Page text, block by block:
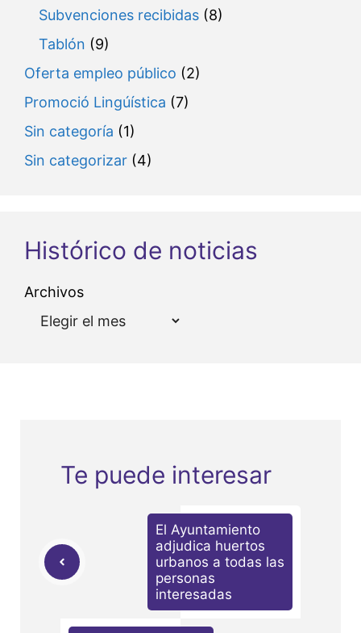
Subvenciones recibidas (8)
Tablón (9)
Oferta empleo público (2)
Promoció Lingúística (7)
Sin categoría (1)
Sin categorizar (4)
Histórico de noticias
Archivos
Te puede interesar
El Ayuntamiento
adjudica huertos
urbanos a todas las
personas
interesadas